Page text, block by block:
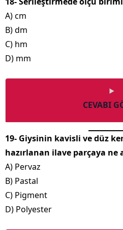
A) cm
B) dm
C) hm
D) mm
CEVABI
19- Giysinin kavisli ve düz
hazırlanan ilave parçaya ne
A) Pervaz
B) Pastal
C) Pigment
D) Polyester